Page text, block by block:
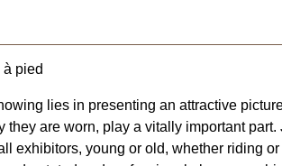
pied
lies in presenting an attractive
are worn, play a vitally important part.
exhibitors, young or old, whether riding